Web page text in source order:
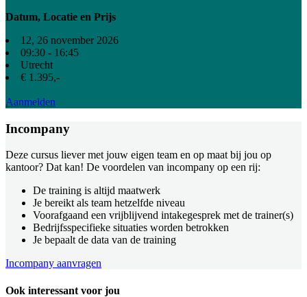
Datum, Locatie en Prijs
12, 26 november 2026
09:30 - 16:45
Utrecht
€ 1.395,-
Aanmelden
Incompany
Deze cursus liever met jouw eigen team en op maat bij jou op
kantoor? Dat kan! De voordelen van incompany op een rij:
De training is altijd maatwerk
Je bereikt als team hetzelfde niveau
Voorafgaand een vrijblijvend intakegesprek met de trainer(s)
Bedrijfsspecifieke situaties worden betrokken
Je bepaalt de data van de training
Incompany aanvragen
Ook interessant voor jou